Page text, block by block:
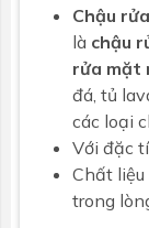
Chậu
là chậu
rửa mặt
đá, tủ
các loại
Với đặc
Chất liệu
trong